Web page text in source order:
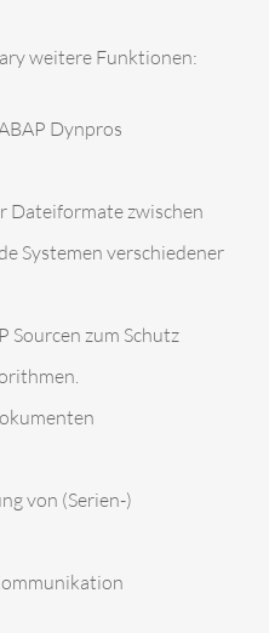
weitere Funktionen:
Dynpros
Dateiformate zwischen
Systemen verschiedener
Sourcen zum Schutz
von (Serien-)